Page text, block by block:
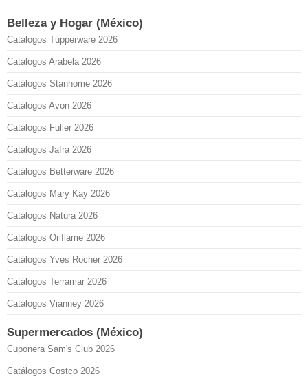
Belleza y Hogar (México)
Catálogos Tupperware 2026
Catálogos Arabela 2026
Catálogos Stanhome 2026
Catálogos Avon 2026
Catálogos Fuller 2026
Catálogos Jafra 2026
Catálogos Betterware 2026
Catálogos Mary Kay 2026
Catálogos Natura 2026
Catálogos Oriflame 2026
Catálogos Yves Rocher 2026
Catálogos Terramar 2026
Catálogos Vianney 2026
Supermercados (México)
Cuponera Sam's Club 2026
Catálogos Costco 2026